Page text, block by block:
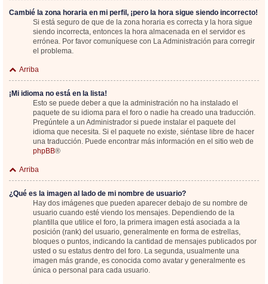
Cambié la zona horaria en mi perfil, ¡pero la hora sigue siendo incorrecto!
Si está seguro de que de la zona horaria es correcta y la hora sigue
siendo incorrecta, entonces la hora almacenada en el servidor es
errónea. Por favor comuníquese con La Administración para corregir
el problema.
Arriba
¡Mi idioma no está en la lista!
Esto se puede deber a que la administración no ha instalado el
paquete de su idioma para el foro o nadie ha creado una traducción.
Pregúntele a un Administrador si puede instalar el paquete del
idioma que necesita. Si el paquete no existe, siéntase libre de hacer
una traducción. Puede encontrar más información en el sitio web de
phpBB®
Arriba
¿Qué es la imagen al lado de mi nombre de usuario?
Hay dos imágenes que pueden aparecer debajo de su nombre de
usuario cuando esté viendo los mensajes. Dependiendo de la
plantilla que utilice el foro, la primera imagen está asociada a la
posición (rank) del usuario, generalmente en forma de estrellas,
bloques o puntos, indicando la cantidad de mensajes publicados por
usted o su estatus dentro del foro. La segunda, usualmente una
imagen más grande, es conocida como avatar y generalmente es
única o personal para cada usuario.